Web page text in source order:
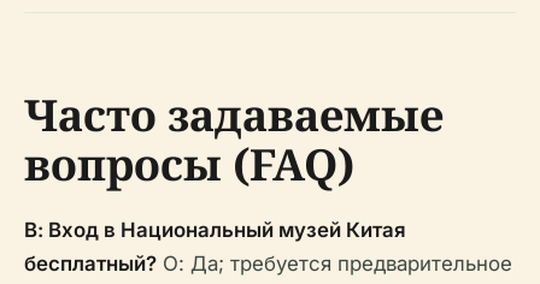
Часто задаваемые
вопросы (FAQ)
В: Вход в Национальный музей Китая
бесплатный? О: Да; требуется предварительное